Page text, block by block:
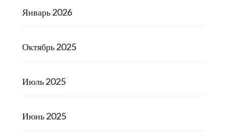
Январь 2026
Октябрь 2025
Июль 2025
Июнь 2025